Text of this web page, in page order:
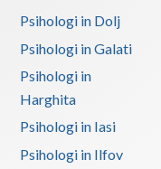
Psihologi in Dolj
Psihologi in Galati
Psihologi in
Harghita
Psihologi in Iasi
Psihologi in Ilfov